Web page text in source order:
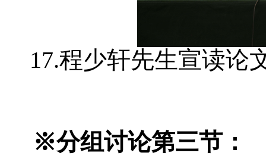
17.程少轩先生宣读论
※分组讨论第三节：